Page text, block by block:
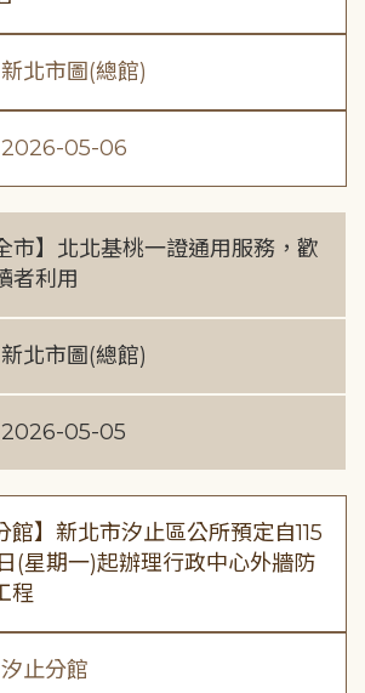
新北市圖(總館)
2026-05-06
市】北北基桃一證通用服務，歡
者利用
新北市圖(總館)
2026-05-05
館】新北市汐止區公所預定自115
(星期一)起辦理行政中心外牆防
程
汐止分館